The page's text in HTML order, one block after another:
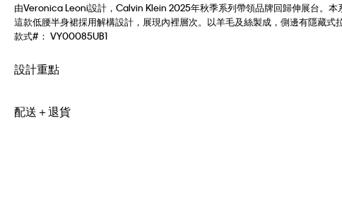
由Veronica Leoni設計，Calvin Klein 2025年秋季系列帶領品牌回歸伸展台。本
這款低腰半身裙採用解構設計，展現內裡層次。以羊毛及絲製成，側邊有隱藏式
款式#： VY00085UB1
設計重點
配送＋退貨